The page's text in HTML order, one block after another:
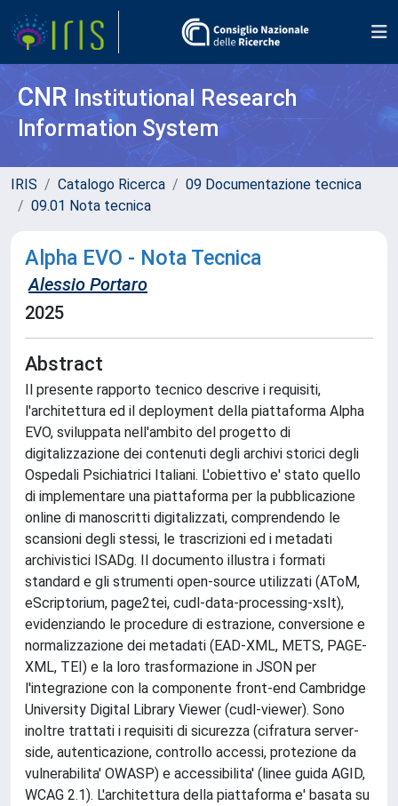
CNR Institutional Research
Information System
IRIS Catalogo Ricerca
09 Documentazione tecnica
09.01 Nota tecnica
Alpha EVO - Nota Tecnica
Alessio Portaro
2025
Abstract
Il presente rapporto tecnico descrive i requisiti,
l'architettura ed il deployment della piattaforma Alpha
EVO, sviluppata nell'ambito del progetto di
digitalizzazione dei contenuti degli archivi storici degli
Ospedali Psichiatrici Italiani. L'obiettivo e' stato quello
di implementare una piattaforma per la pubblicazione
online di manoscritti digitalizzati, comprendendo le
scansioni degli stessi, le trascrizioni ed i metadati
archivistici ISADg. Il documento illustra i formati
standard e gli strumenti open-source utilizzati (AToM,
eScriptorium, page2tei, cudl-data-processing-xslt),
evidenziando le procedure di estrazione, conversione e
normalizzazione dei metadati (EAD-XML, METS, PAGE-
XML, TEI) e la loro trasformazione in JSON per
l'integrazione con la componente front-end Cambridge
University Digital Library Viewer (cudl-viewer). Sono
inoltre trattati i requisiti di sicurezza (cifratura server-
side, autenticazione, controllo accessi, protezione da
vulnerabilita' OWASP) e accessibilita' (linee guida AGID,
WCAG 2.1). L'architettura della piattaforma e' basata su